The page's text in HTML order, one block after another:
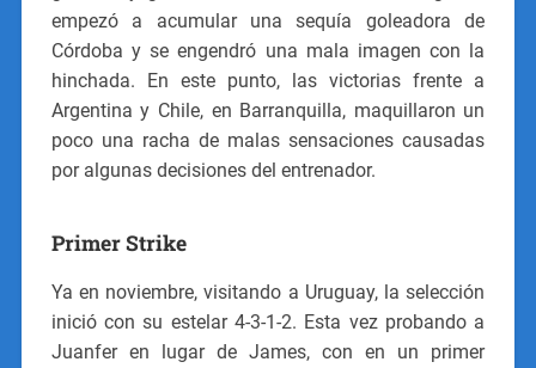
empezó a acumular una sequía goleadora de
Córdoba y se engendró una mala imagen con la
hinchada. En este punto, las victorias frente a
Argentina y Chile, en Barranquilla, maquillaron un
poco una racha de malas sensaciones causadas
por algunas decisiones del entrenador.
Primer Strike
Ya en noviembre, visitando a Uruguay, la selección
inició con su estelar 4-3-1-2. Esta vez probando a
Juanfer en lugar de James, con en un primer